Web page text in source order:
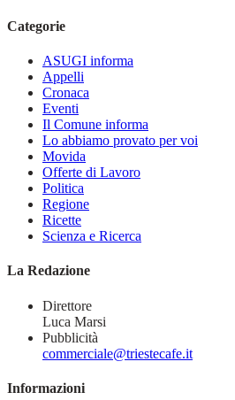
Categorie
ASUGI informa
Appelli
Cronaca
Eventi
Il Comune informa
Lo abbiamo provato per voi
Movida
Offerte di Lavoro
Politica
Regione
Ricette
Scienza e Ricerca
La Redazione
Direttore
Luca Marsi
Pubblicità
commerciale@triestecafe.it
Informazioni